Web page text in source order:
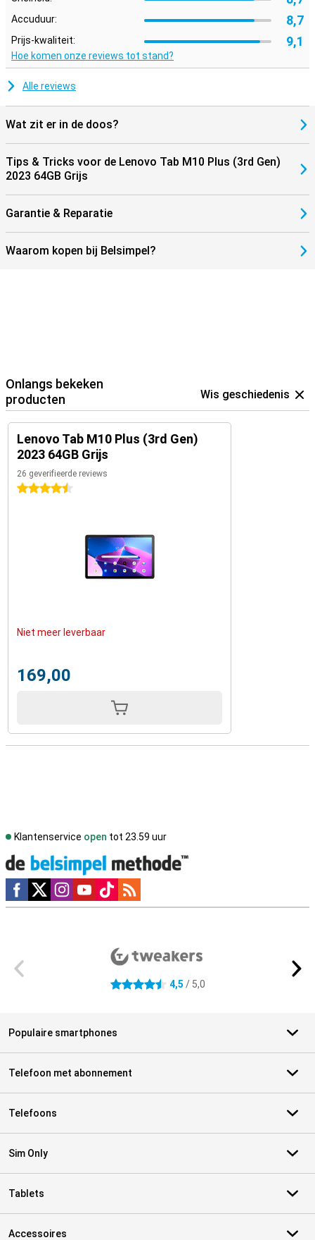
Accuduur: 8,7
Prijs-kwaliteit: 9,1
Hoe komen onze reviews tot stand?
Alle reviews
Wat zit er in de doos?
Tips & Tricks voor de Lenovo Tab M10 Plus (3rd Gen)
2023 64GB Grijs
Garantie & Reparatie
Waarom kopen bij Belsimpel?
Onlangs bekeken
producten
Wis geschiedenis
Lenovo Tab M10 Plus (3rd Gen)
2023 64GB Grijs
26 geverifieerde reviews
4.5 sterren
Niet meer leverbaar
169,00
Klantenservice open tot 23.59 uur
Social media
4.5 sterren 4,5 / 5,0
Populaire smartphones
Telefoon met abonnement
Telefoons
Sim Only
Tablets
Accessoires